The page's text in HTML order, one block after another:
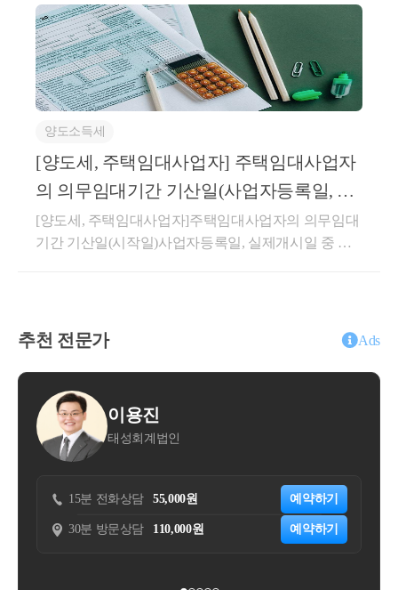
대차계약에 해당하는지 여부에 관하여는 기존 해석사
례(기획재정부 재산세제과-1440, 2022.11.17.)를 참조하
시기 바랍니다.○ 기획재정부 재산세제과-1440, 2022.1
1.17.주택 매매계약 체결한 후 임대차계약을 체결한 경
우로서 주택 취득일 이후 임대기간이 개시되는 경우
임대인이 주택 취득 전에 임차인과 작성한 임대차계약
이 「소득세법 시행령」 제155조의3의 “직전임대차계
약”에 해당하는지 여부(제1안) 직전임대차계약에 해당
(제2안) 직전임대차계약에 해당하지 않음[회신내용]제
2안이 타당합니다.1. 사실관계○ ’21.06.26. 서울 마포구
A주택 취득 계약 체결(잔금일 : ’22.2.28.)○ ’21.09.11. 1
차 임대차계약 체결 - 임대기간 : ’22.2.28. ~ ’24.2.27., 임
900백만원○ ’26.2.27. A주택 양도 예정2. 질의내용○매
하고 주택 취득과 동시에 임대차 기간이 시작되어 실
제 1년 6개월 이상을 임대한 경우, - 해당 계약이 상생
임대주택 특례의 직전임대차계약에 해당하는지 여부
당 주택의 전 소유자와체결한 임대차 계약이 직전 임
대차계약에 해당하는지 여부서면-2022-법규재산-4083
[법규과-3154]등록일자 : 2022.11.18.생산일자 : 2022.11.
누리에 해당하여 부가가치세 과세표준에 포함하지 아
니함회신배달 플랫폼 운영사가 판매회원과 구매회원
간의 주문･판매 거래를 중개･지원하고 판매회원으로
부터 수수료를 지급받는 거래로서, 판매회원과의 이용
약관에 따라 판매회원에 청구할 수수료에서 구매회원
중 구독회원 주문 건에 대한 배달비 상당액을 공제하
여 정산하는 경우, 해당 공제액은 용역 공급 조건에 따
치세법 제29조 제5항 제1호의 ‘매출에누리’에 해당하
여 질의법인의 부가가치세 과세표준에 포함하지 아니
함상세내용1. 사실관계○신청인은 ○○웹사이트 또는 모
서비스에 대한 대가로 판매회원으로부터 음식가격 대
매회원(음식점)이 선택한 제3자 배달업체가 음식을 배
달하는 방식으로 신청인은 구매회원으로부터 배달료
를 수취하여 판매회원에게 전달] 및 Own Delivery(OD)
000원(이하 ‘구독료’)을 지불하면 당월 주문 중 건당 최
소주문금액(00,000원)이상 주문에 대해 배달료(배달형
태 불문)를 전액 할인받을 수 있는 멤버십제도를 운영
양도소득세
[양도세, 주택임대사업자] 주택임대사업자
의 의무임대기간 기산일(사업자등록일, 실
제개시일 중 늦은 날)
[양도세, 주택임대사업자]주택임대사업자의 의무임대
기간 기산일(시작일)사업자등록일, 실제개시일 중 늦
적용받을 수 있습니다. 해당 세혜택을 받기 위해서는
의무임대기간을 충족해야 합니다.의무임대기간 판단
시 임대기간 기산일(시작일)부터 계산하므로 기산일
(시작일)을 파악하는 것이 아주 중요합니다. 단순히 사
업자등록일부터 기산하는 것이 아니기 때문에 잘못 판
단하시면 주택임대사업자의 세제혜택을 적용받지 못
하실 수도 있습니다.민간임대주택법과 국세 세제혜택
을 적용받기 위한 의무임대기간 기산일은 아래와 같습
니다.&lt;민감임대주택법 기산일 : ❶, ❷중 늦은 날&gt;
❶ 지자체 임대사업자등록일❷ 실제 임대개시일&lt;국
추천 전문가 Ads
계법인
55,000원 예약하기
110,000원 예약하기
15분 전화상담 50,000원
30분 방문상담 200,000원